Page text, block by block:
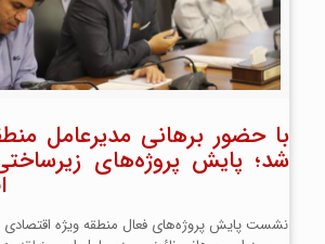
با حضور برهانی مدیرعامل
شد؛ پایش پروژه‌های
نشست پایش پروژه‌های فعال منطقه ویژه